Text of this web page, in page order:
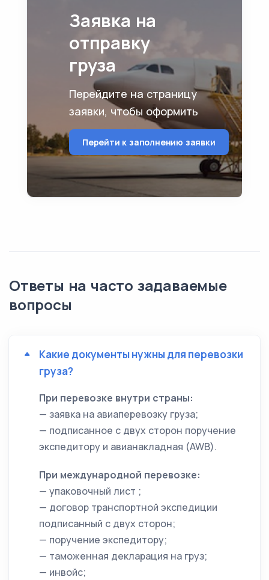
Заявка на
отправку
груза
Перейдите на страницу
заявки, чтобы оформить
Перейти к заполнению заявки
Ответы на часто задаваемые
вопросы
Какие документы нужны для перевозки
груза?
При перевозке внутри страны:
— заявка на авиаперевозку груза;
— подписанное с двух сторон поручение
экспедитору и авианакладная (AWB).
При международной перевозке:
— упаковочный лист ;
— договор транспортной экспедиции
подписанный с двух сторон;
— поручение экспедитору;
— таможенная декларация на груз;
— инвойс;